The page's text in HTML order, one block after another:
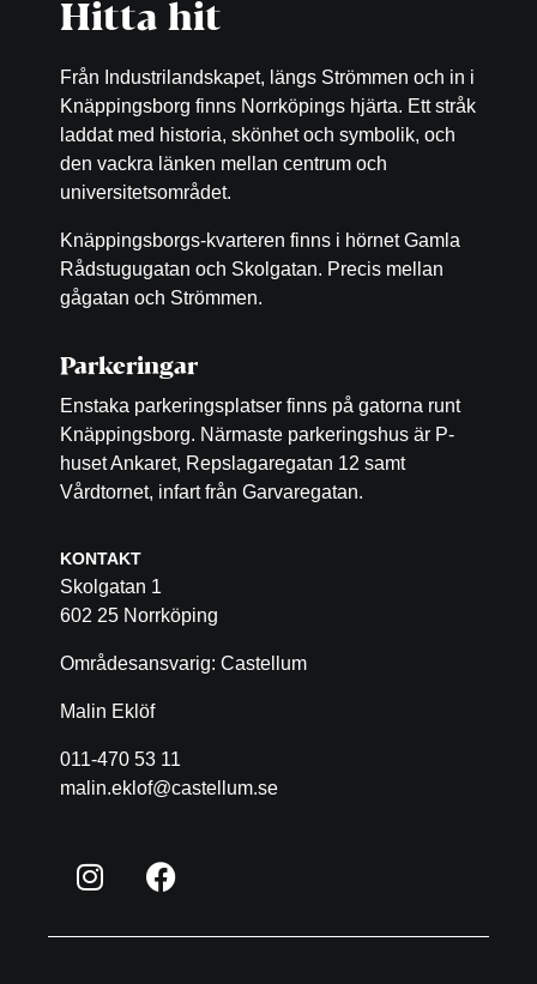
Hitta hit
Från Industrilandskapet, längs Strömmen och in i
Knäppingsborg finns Norrköpings hjärta. Ett stråk
laddat med historia, skönhet och symbolik, och
den vackra länken mellan centrum och
universitetsområdet.
Knäppingsborgs-kvarteren finns i hörnet Gamla
Rådstugugatan och Skolgatan. Precis mellan
gågatan och Strömmen.
Parkeringar
Enstaka parkeringsplatser finns på gatorna runt
Knäppingsborg. Närmaste parkeringshus är P-
huset Ankaret, Repslagaregatan 12 samt
Vårdtornet, infart från Garvaregatan.
KONTAKT
Skolgatan 1
602 25 Norrköping
Områdesansvarig: Castellum
Malin Eklöf
011-470 53 11
malin.eklof@castellum.se